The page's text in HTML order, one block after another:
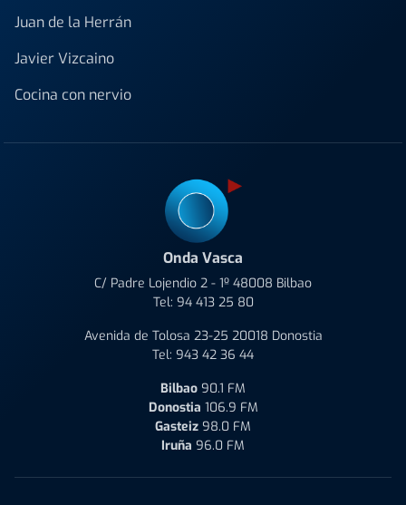
Juan de la Herrán
Javier Vizcaino
Cocina con nervio
Onda Vasca
C/ Padre Lojendio 2 - 1º 48008 Bilbao
Tel: 94 413 25 80
Avenida de Tolosa 23-25 20018 Donostia
Tel: 943 42 36 44
Bilbao 90.1 FM
Donostia 106.9 FM
Gasteiz 98.0 FM
Iruña 96.0 FM